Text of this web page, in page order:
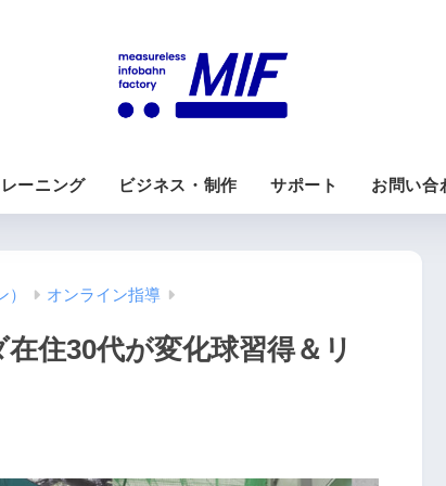
ーニング ビジネス・制作 サポート お問い合
オンライン指導
住30代が変化球習得＆リ